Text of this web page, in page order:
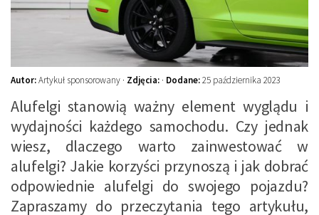
Galerie
Autor:Artykuł sponsorowany · Zdjęcia: · Dodane:25 października 2023
Alufelgi stanowią ważny element wyglądu i
wydajności każdego samochodu. Czy jednak
wiesz, dlaczego warto zainwestować w
alufelgi? Jakie korzyści przynoszą i jak dobrać
odpowiednie alufelgi do swojego pojazdu?
Zapraszamy do przeczytania tego artykułu,